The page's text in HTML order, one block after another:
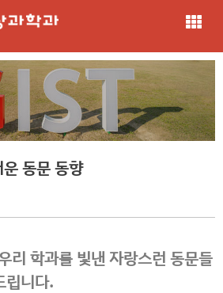
동문 동향
리 학과를 빛낸 자랑스런 동문들
립니다.